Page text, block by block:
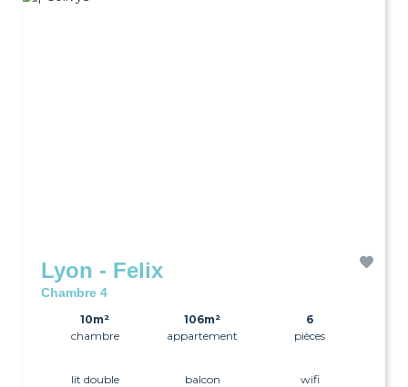
Lyon - Felix
Chambre 4
10m²
chambre
106m²
appartement
6
pièces
lit double balcon wifi